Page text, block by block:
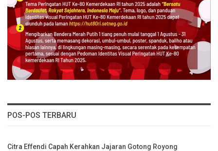
POS-POS TERBARU
Citra Effendi Capah Kerahkan Jajaran Gotong Royong